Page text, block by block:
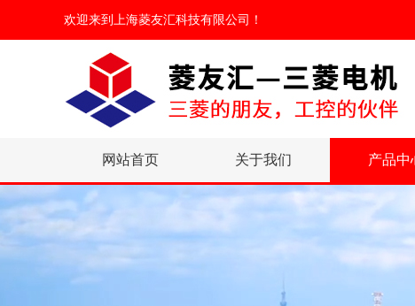
欢迎来到 上海菱友汇科技有限公司 ！
网站首页 关于我们 产品中